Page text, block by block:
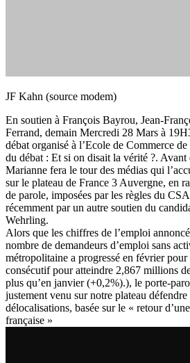
JF Kahn (source modem)
En soutien à François Bayrou, Jean-
Ferrand, demain Mercredi 28 Mars à
débat organisé à l’Ecole de Commerce
du débat : Et si on disait la vérité ?. Avant
Marianne fera le tour des médias qui
sur le plateau de France 3 Auvergne, en
de parole, imposées par les règles du
récemment par un autre soutien du
Wehrling.
Alors que les chiffres de l’emploi
nombre de demandeurs d’emploi sans
métropolitaine a progressé en février
consécutif pour atteindre 2,867 millions
plus qu’en janvier (+0,2%).), le porte-
justement venu sur notre plateau
délocalisations, basée sur le « retour
française »